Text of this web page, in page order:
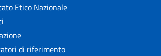
Etico Nazionale
di riferimento